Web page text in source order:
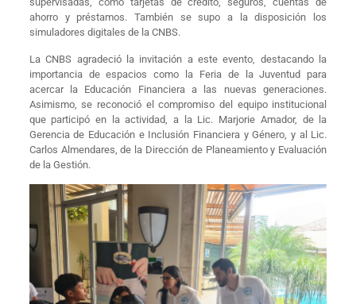
ahorro y préstamos. También se supo a la disposición los
simuladores digitales de la CNBS.
La CNBS agradeció la invitación a este evento, destacando la
importancia de espacios como la Feria de la Juventud para
acercar la Educación Financiera a las nuevas generaciones.
Asimismo, se reconoció el compromiso del equipo institucional
que participó en la actividad, a la Lic. Marjorie Amador, de la
Gerencia de Educación e Inclusión Financiera y Género, y al Lic.
Carlos Almendares, de la Dirección de Planeamiento y Evaluación
de la Gestión.